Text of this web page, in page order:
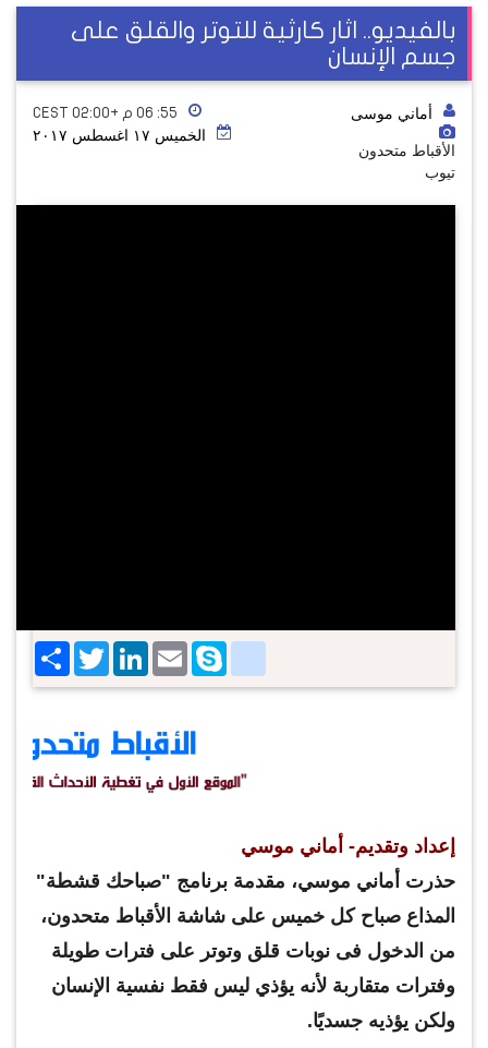
بالفيديو.. اثار كارثية للتوتر والقلق على
جسم الإنسان
أماني موسى
الأقباط متحدون
تيوب
٥٥: ٠٦ م +02:00 CEST
الخميس ١٧ اغسطس ٢٠١٧
ShareTwitterLinkedIn EmailSkype
google_bookmarks
إعداد وتقديم- أماني موسي
حذرت أماني موسي، مقدمة برنامج "صباحك قشطة"
المذاع صباح كل خميس على شاشة الأقباط متحدون،
من الدخول فى نوبات قلق وتوتر على فترات طويلة
وفترات متقاربة لأنه يؤذي ليس فقط نفسية الإنسان
ولكن يؤذيه جسديًا.